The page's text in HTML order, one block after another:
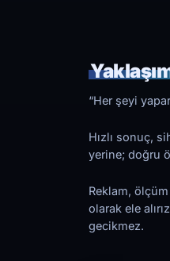
“Her şeyi
Hızlı sonuç,
yerine; doğru
Reklam,
olarak ele
gecikmez.